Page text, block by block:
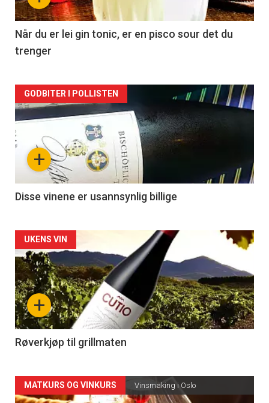
-
2
Når du er lei gin tonic, er en pisco sour det du
trenger
Forsiden
akkurat
nå
3
+
GODBITER I POLLISTEN
Disse vinene er usannsynlig billige
Forsiden
akkurat
nå
-
4
+
UKENS VIN
Røverkjøp til grillmaten
Forsiden
MATKURS OG VINKURS Vinsmaking i Oslo